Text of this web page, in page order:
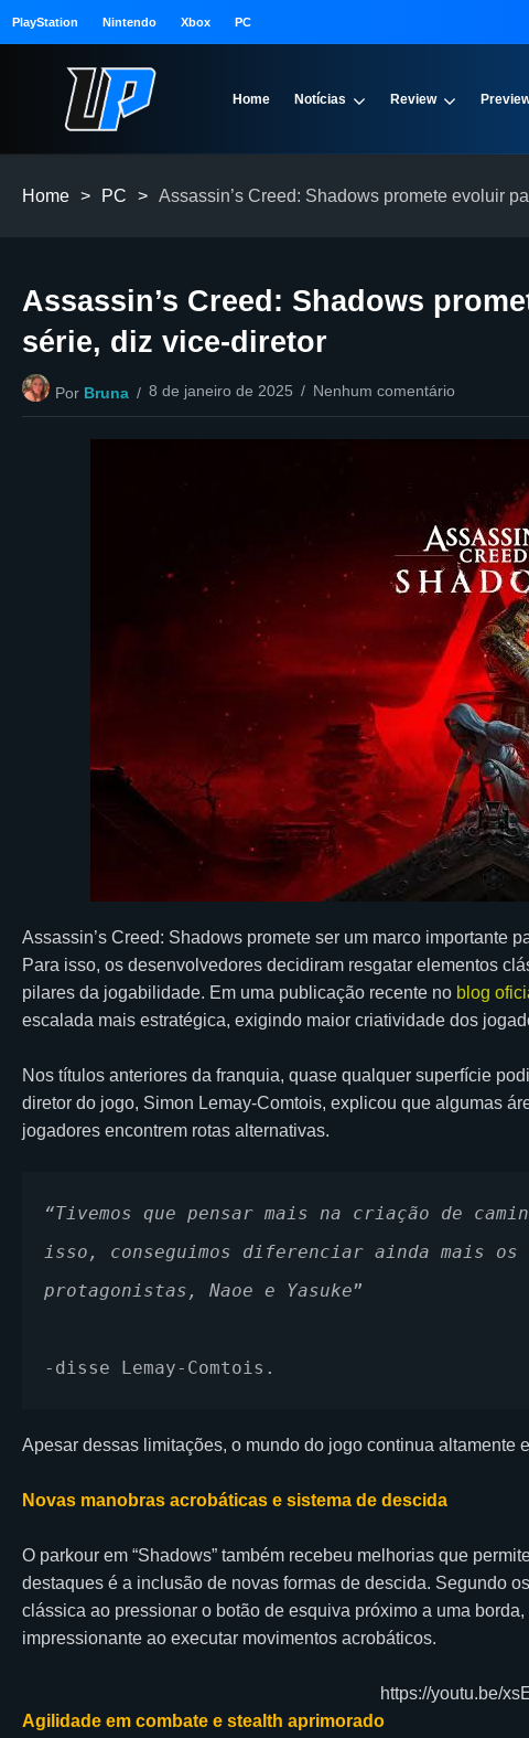
PlayStation Nintendo Xbox PC
Home Notícias Review
Home > PC > Assassin’s Creed: Shadows promete evoluir
Assassin’s Creed: Shadows
série, diz vice-diretor
Por Bruna 8 de janeiro de 2025 Nenhum comentário
Assassin’s Creed: Shadows promete ser um marco importante
Para isso, os desenvolvedores decidiram resgatar elementos
pilares da jogabilidade. Em uma publicação recente no blog
escalada mais estratégica, exigindo maior criatividade dos
Nos títulos anteriores da franquia, quase qualquer superfície
diretor do jogo, Simon Lemay-Comtois, explicou que algumas
jogadores encontrem rotas alternativas.
“Tivemos que pensar mais na criação de
isso, conseguimos diferenciar ainda mais
protagonistas, Naoe e Yasuke”
-disse Lemay-Comtois.
Apesar dessas limitações, o mundo do jogo continua altamente
Novas manobras acrobáticas e sistema de descida
O parkour em “Shadows” também recebeu melhorias que
destaques é a inclusão de novas formas de descida. Segundo
clássica ao pressionar o botão de esquiva próximo a uma
impressionante ao executar movimentos acrobáticos.
https://youtu.be/
Agilidade em combate e stealth aprimorado